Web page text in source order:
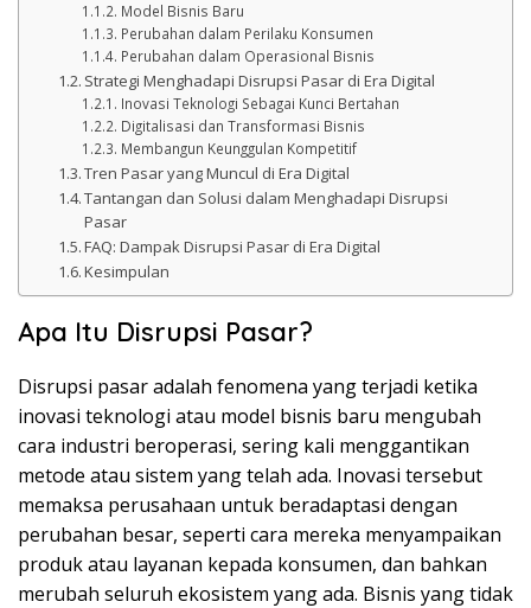
Model Bisnis Baru
Perubahan dalam Perilaku Konsumen
Perubahan dalam Operasional Bisnis
Strategi Menghadapi Disrupsi Pasar di Era Digital
Inovasi Teknologi Sebagai Kunci Bertahan
Digitalisasi dan Transformasi Bisnis
Membangun Keunggulan Kompetitif
Tren Pasar yang Muncul di Era Digital
Tantangan dan Solusi dalam Menghadapi Disrupsi
Pasar
FAQ: Dampak Disrupsi Pasar di Era Digital
Kesimpulan
Apa Itu Disrupsi Pasar?
Disrupsi pasar adalah fenomena yang terjadi ketika
inovasi teknologi atau model bisnis baru mengubah
cara industri beroperasi, sering kali menggantikan
metode atau sistem yang telah ada. Inovasi tersebut
memaksa perusahaan untuk beradaptasi dengan
perubahan besar, seperti cara mereka menyampaikan
produk atau layanan kepada konsumen, dan bahkan
merubah seluruh ekosistem yang ada. Bisnis yang tidak